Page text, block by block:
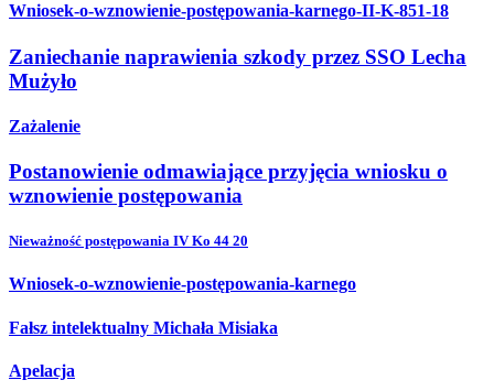
Wniosek-o-wznowienie-postępowania-karnego-II-K-851-18
Zaniechanie naprawienia szkody przez SSO Lecha
Mużyło
Zażalenie
Postanowienie odmawiające przyjęcia wniosku o
wznowienie postępowania
Nieważność postępowania IV Ko 44 20
Wniosek-o-wznowienie-postępowania-karnego
Fałsz intelektualny Michała Misiaka
Apelacja